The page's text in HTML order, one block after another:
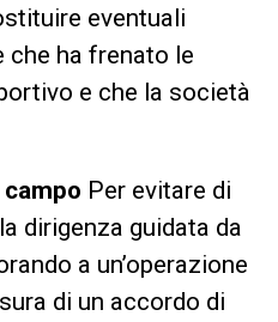
eventuali
che ha frenato le
e che la società
Per evitare di
dirigenza guidata da
a un’operazione
di un accordo di